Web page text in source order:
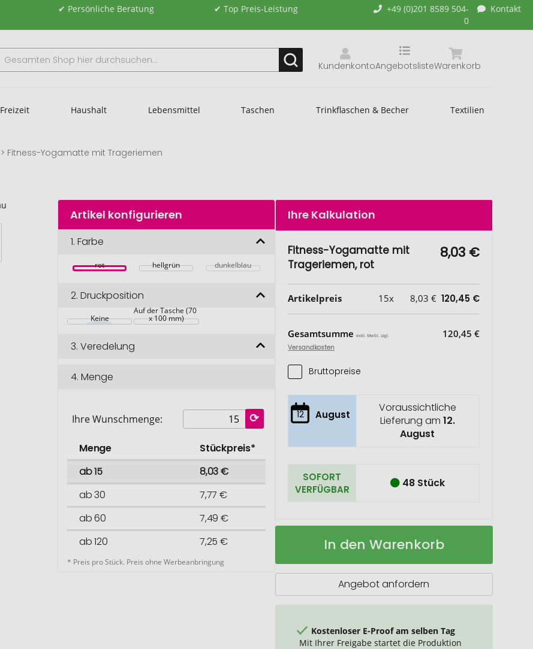
✔ Persönliche Beratung ✔ Top Preis-Leistung
+49 (0)201 8589 504-
0
Kontakt
Kundenkonto Warenkorb
Angebotsliste
Freizeit Haushalt Lebensmittel Taschen Trinkflaschen & Becher Textilien
Fitness-Yogamatte mit Trageriemen
Artikel konfigurieren
1.Farbe
rot hellgrün dunkelblau
2.Druckposition
Keine
Auf der Tasche (70
x 100 mm)
3.Veredelung
4.Menge
Ihre Wunschmenge:
Menge
Stückpreis*
ab 15
8,03 €
ab 30
7,77 €
ab 60
7,49 €
ab 120
7,25 €
* Preis pro Stück. Preis ohne Werbeanbringung
Ihre Kalkulation
Fitness-Yogamatte mit
Trageriemen, rot
8,03 €
Artikelpreis 15x 8,03 € 120,45 €
Gesamtsumme exkl. MwSt. zzgl.
Versandkosten
120,45 €
Bruttopreise
12 August
Voraussichtliche
Lieferung am 12.
August
SOFORT
VERFÜGBAR
48 Stück
Fitness-
Trageriemen
Auf
In den Warenkorb
Angebot anfordern
Kostenloser E-Proof am selben Tag
Mit Ihrer Freigabe startet die Produktion